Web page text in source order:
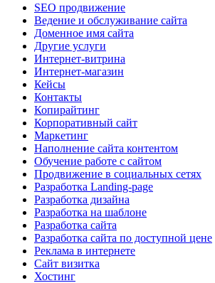
SEO продвижение
Ведение и обслуживание сайта
Доменное имя сайта
Другие услуги
Интернет-витрина
Интернет-магазин
Кейсы
Контакты
Копирайтинг
Корпоративный сайт
Маркетинг
Наполнение сайта контентом
Обучение работе с сайтом
Продвижение в социальных сетях
Разработка Landing-page
Разработка дизайна
Разработка на шаблоне
Разработка сайта
Разработка сайта по доступной цене
Реклама в интернете
Сайт визитка
Хостинг